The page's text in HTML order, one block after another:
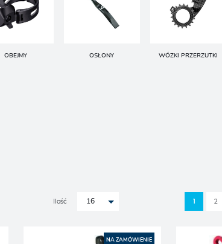
OBEJMY OSŁONY WÓZKI PRZERZUTKI
Ilość 16 1 2
NA ZAMÓWIENIE